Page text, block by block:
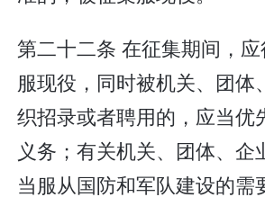
第二十二条 在征集期间，
服现役，同时被机关、团体
织招录或者聘用的，应当优
义务；有关机关、团体、企
当服从国防和军队建设的需